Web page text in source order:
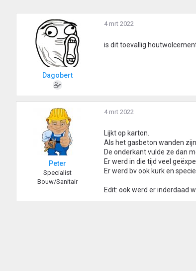
Dagobert
4 mrt 2022
is dit toevallig
Peter
Specialist
Bouw/Sanitair
4 mrt 2022
Lijkt op karton.
Als het gasbeton wanden
De onderkant vulde ze dan
Er werd in die tijd veel
Er werd bv ook kurk en
Edit: ook werd er inderdaad